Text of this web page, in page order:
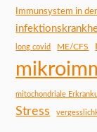
Immunsystem in
long covid ME/CFS
mitochondriale
Stress